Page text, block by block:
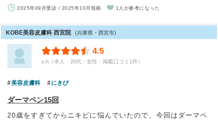
2025年09月受診 / 2025年10月投稿 1人が参考になった
KOBE美容皮膚科 西宮院 (兵庫県・西宮市)
4.5
o.h（本人・20代・女性・掲載口コミ1件）
美容皮膚科 にきび
ダーマペン15回
20歳をすぎてからニキビに悩んでいたので、今回はダーマペ